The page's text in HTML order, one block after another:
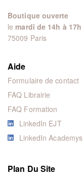
Boutique ouverte
le mardi de 14h à 17h
75009 Paris
Aide
Formulaire de contact
FAQ Librairie
FAQ Formation
LinkedIn EJT
LinkedIn Academys
Plan Du Site